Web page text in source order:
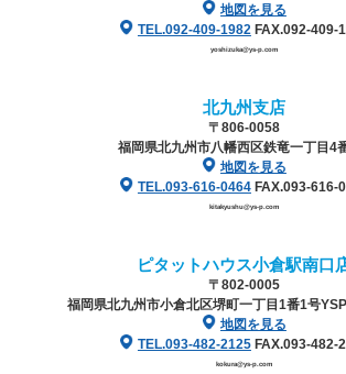
地図を見る
TEL.092-409-1982FAX.092-409-
yoshizuka@ys-p.com
北九州支店
〒806-0058
福岡県北九州市八幡西区鉄竜一丁目4
地図を見る
TEL.093-616-0464FAX.093-616-
kitakyushu@ys-p.com
ピタットハウス小倉駅南口
〒802-0005
福岡県北九州市小倉北区堺町一丁目1番1号
地図を見る
TEL.093-482-2125FAX.093-482-
kokura@ys-p.com